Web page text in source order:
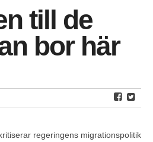
till de
bor här
regeringens migrationspolitik